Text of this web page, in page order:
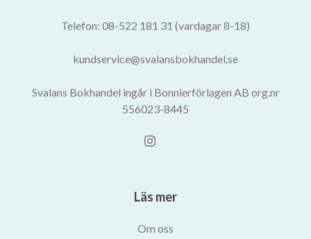
Telefon: 08-522 181 31 (vardagar 8-18)
kundservice@svalansbokhandel.se
Svalans Bokhandel ingår i Bonnierförlagen AB org.nr
556023-8445
Läs mer
Om oss